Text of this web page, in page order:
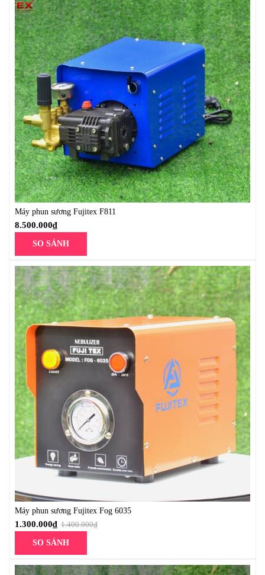
Máy phun sương Fujitex F811
8.500.000₫
SO SÁNH
Máy phun sương Fujitex Fog 6035
1.400.000₫
1.300.000₫
SO SÁNH